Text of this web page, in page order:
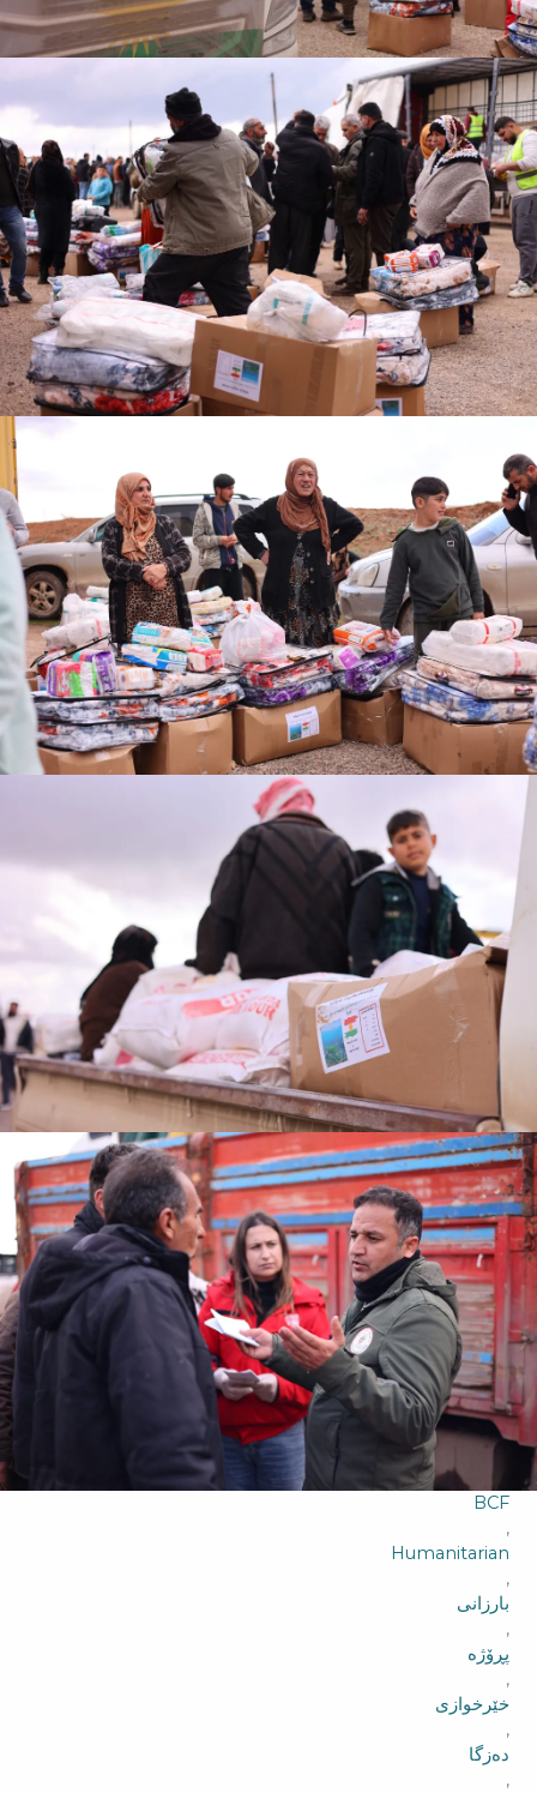
BCF
,
Humanitarian
,
بارزانی
,
پڕۆژە
,
خێرخوازی
,
دەزگا
,